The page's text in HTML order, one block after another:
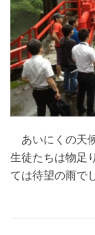
あいにくの天
生徒たちは物足
ては待望の雨で